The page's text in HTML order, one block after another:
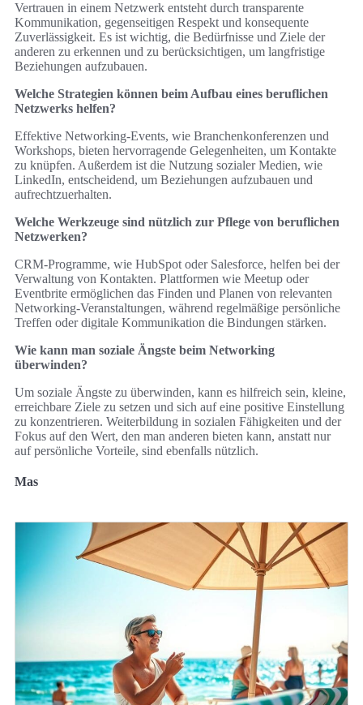
Vertrauen in einem Netzwerk entsteht durch transparente
Kommunikation, gegenseitigen Respekt und konsequente
Zuverlässigkeit. Es ist wichtig, die Bedürfnisse und Ziele der
anderen zu erkennen und zu berücksichtigen, um langfristige
Beziehungen aufzubauen.
Welche Strategien können beim Aufbau eines beruflichen
Netzwerks helfen?
Effektive Networking-Events, wie Branchenkonferenzen und
Workshops, bieten hervorragende Gelegenheiten, um Kontakte
zu knüpfen. Außerdem ist die Nutzung sozialer Medien, wie
LinkedIn, entscheidend, um Beziehungen aufzubauen und
aufrechtzuerhalten.
Welche Werkzeuge sind nützlich zur Pflege von beruflichen
Netzwerken?
CRM-Programme, wie HubSpot oder Salesforce, helfen bei der
Verwaltung von Kontakten. Plattformen wie Meetup oder
Eventbrite ermöglichen das Finden und Planen von relevanten
Networking-Veranstaltungen, während regelmäßige persönliche
Treffen oder digitale Kommunikation die Bindungen stärken.
Wie kann man soziale Ängste beim Networking
überwinden?
Um soziale Ängste zu überwinden, kann es hilfreich sein, kleine,
erreichbare Ziele zu setzen und sich auf eine positive Einstellung
zu konzentrieren. Weiterbildung in sozialen Fähigkeiten und der
Fokus auf den Wert, den man anderen bieten kann, anstatt nur
auf persönliche Vorteile, sind ebenfalls nützlich.
Mas